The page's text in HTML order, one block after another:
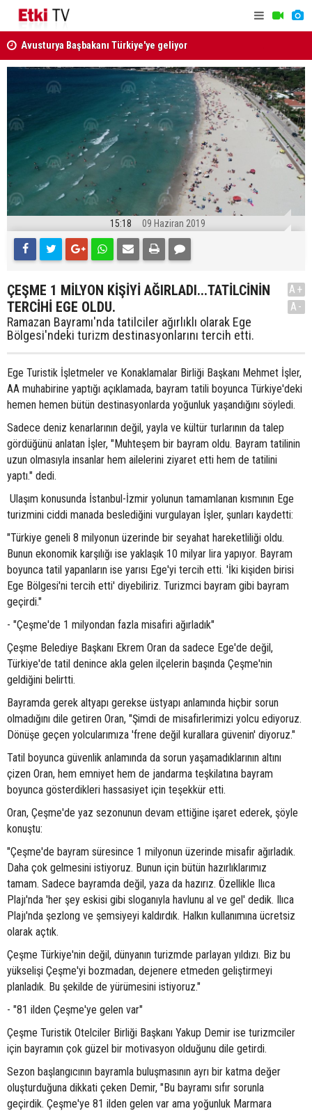
Avusturya Başbakanı Türkiye'ye geliyor
ATAMA KARARI RESMİ GAZETE'DE
15:18 09 Haziran 2019
ÇEŞME 1 MİLYON KİŞİYİ AĞIRLADI...TATİLCİNİN
TERCİHİ EGE OLDU.
Ramazan Bayramı'nda tatilciler ağırlıklı olarak Ege
Bölgesi'ndeki turizm destinasyonlarını tercih etti.
A+
A-
Ege Turistik İşletmeler ve Konaklamalar Birliği Başkanı Mehmet İşler,
AA muhabirine yaptığı açıklamada, bayram tatili boyunca Türkiye'deki
hemen hemen bütün destinasyonlarda yoğunluk yaşandığını söyledi.
Sadece deniz kenarlarının değil, yayla ve kültür turlarının da talep
gördüğünü anlatan İşler, "Muhteşem bir bayram oldu. Bayram tatilinin
uzun olmasıyla insanlar hem ailelerini ziyaret etti hem de tatilini
yaptı." dedi.
Ulaşım konusunda İstanbul-İzmir yolunun tamamlanan kısmının Ege
turizmini ciddi manada beslediğini vurgulayan İşler, şunları kaydetti:
"Türkiye geneli 8 milyonun üzerinde bir seyahat hareketliliği oldu.
Bunun ekonomik karşılığı ise yaklaşık 10 milyar lira yapıyor. Bayram
boyunca tatil yapanların ise yarısı Ege'yi tercih etti. 'İki kişiden birisi
Ege Bölgesi'ni tercih etti' diyebiliriz. Turizmci bayram gibi bayram
geçirdi."
- "Çeşme'de 1 milyondan fazla misafiri ağırladık"
Çeşme Belediye Başkanı Ekrem Oran da sadece Ege'de değil,
Türkiye'de tatil denince akla gelen ilçelerin başında Çeşme'nin
geldiğini belirtti.
Bayramda gerek altyapı gerekse üstyapı anlamında hiçbir sorun
olmadığını dile getiren Oran, "Şimdi de misafirlerimizi yolcu ediyoruz.
Dönüşe geçen yolcularımıza 'frene değil kurallara güvenin' diyoruz."
Tatil boyunca güvenlik anlamında da sorun yaşamadıklarının altını
çizen Oran, hem emniyet hem de jandarma teşkilatına bayram
boyunca gösterdikleri hassasiyet için teşekkür etti.
Oran, Çeşme'de yaz sezonunun devam ettiğine işaret ederek, şöyle
konuştu:
"Çeşme'de bayram süresince 1 milyonun üzerinde misafir ağırladık.
Daha çok gelmesini istiyoruz. Bunun için bütün hazırlıklarımız
tamam. Sadece bayramda değil, yaza da hazırız. Özellikle Ilıca
Plajı'nda 'her şey eskisi gibi sloganıyla havlunu al ve gel' dedik. Ilıca
Plajı'nda şezlong ve şemsiyeyi kaldırdık. Halkın kullanımına ücretsiz
olarak açtık.
Çeşme Türkiye'nin değil, dünyanın turizmde parlayan yıldızı. Biz bu
yükselişi Çeşme'yi bozmadan, dejenere etmeden geliştirmeyi
planladık. Bu şekilde de yürümesini istiyoruz."
- "81 ilden Çeşme'ye gelen var"
Çeşme Turistik Otelciler Birliği Başkanı Yakup Demir ise turizmciler
için bayramın çok güzel bir motivasyon olduğunu dile getirdi.
Sezon başlangıcının bayramla buluşmasının ayrı bir katma değer
oluşturduğuna dikkati çeken Demir, "Bu bayramı sıfır sorunla
geçirdik. Çeşme'ye 81 ilden gelen var ama yoğunluk Marmara